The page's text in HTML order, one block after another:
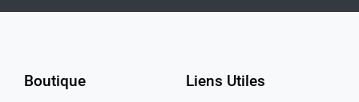
Boutique Liens Utiles